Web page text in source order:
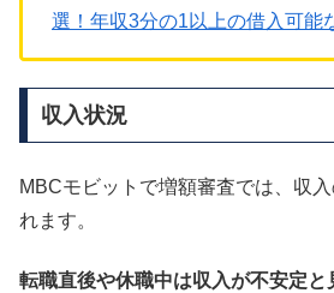
選！年収3分の1以上の借入可能
収入状況
MBCモビットで増額審査では、収
れます。
転職直後や休職中は収入が不安定